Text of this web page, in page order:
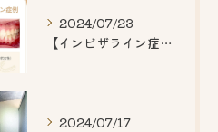
2024/07/23
【インビザライン症例紹介】
2024/07/17